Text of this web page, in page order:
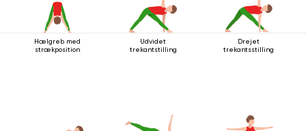
Hælgreb med
strækposition
Udvidet
trekantstilling
Drejet
trekantsstilling